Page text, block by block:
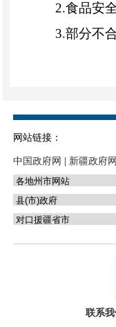
2.食品安
3.部分不
（公开属
食
本次抽检
制品；食糖包
网站链接：
中国政府网 新疆政府网
联系我